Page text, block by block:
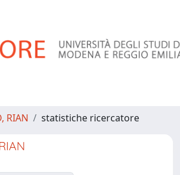
RIAN statistiche ricercatore